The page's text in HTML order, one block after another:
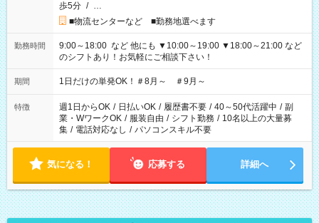
歩5分 / …
■物流センターなど ■勤務地選べます
勤務時間
9:00～18:00 など 他にも ▼10:00～19:00 ▼18:00～21:00 など
のシフトあり！お気軽にご相談下さい！
期間 1日だけの単発OK！＃8月～ ＃9月～
特徴 週1日からOK / 日払いOK / 履歴書不要 / 40～50代活躍中 / 副
業・WワークOK / 服装自由 / シフト勤務 / 10名以上の大量募
集 / 電話対応なし / パソコンスキル不要
気になる！ 応募する 詳細へ